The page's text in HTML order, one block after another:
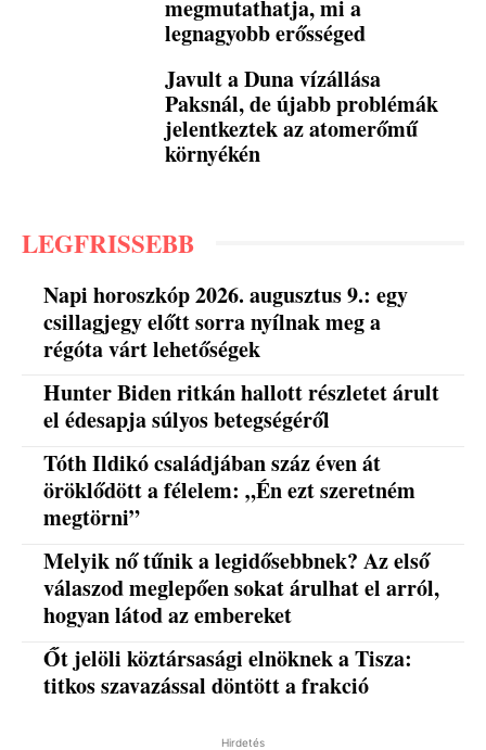
megmutathatja, mi a
legnagyobb erősséged
Javult a Duna vízállása
Paksnál, de újabb problémák
jelentkeztek az atomerőmű
környékén
LEGFRISSEBB
Napi horoszkóp 2026. augusztus 9.: egy
csillagjegy előtt sorra nyílnak meg a
régóta várt lehetőségek
Hunter Biden ritkán hallott részletet árult
el édesapja súlyos betegségéről
Tóth Ildikó családjában száz éven át
öröklődött a félelem: „Én ezt szeretném
megtörni”
Melyik nő tűnik a legidősebbnek? Az első
válaszod meglepően sokat árulhat el arról,
hogyan látod az embereket
Őt jelöli köztársasági elnöknek a Tisza:
titkos szavazással döntött a frakció
Hirdetés